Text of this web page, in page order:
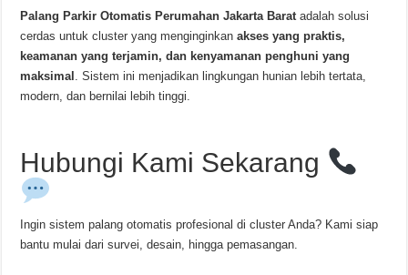
Palang Parkir Otomatis Perumahan Jakarta Baratadalah solusi
cerdas untuk cluster yang menginginkanakses yang praktis,
keamanan yang terjamin, dan kenyamanan penghuni yang
maksimal . Sistem ini menjadikan lingkungan hunian lebih tertata,
modern, dan bernilai lebih tinggi.
Hubungi Kami Sekarang
Ingin sistem palang otomatis profesional di cluster Anda? Kami siap
bantu mulai dari survei, desain, hingga pemasangan.